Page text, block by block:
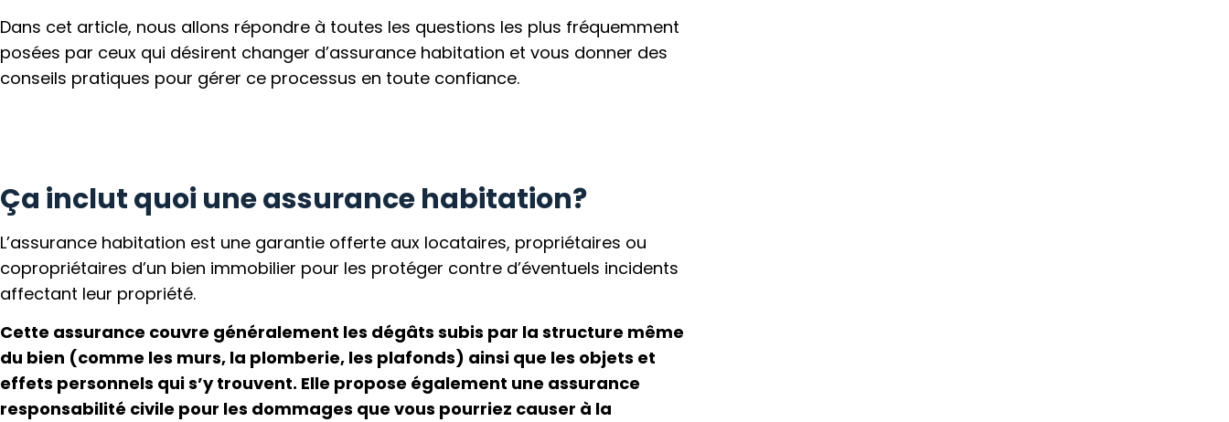
Dans cet article, nous allons répondre à toutes les questions les plus fréquemment
posées par ceux qui désirent changer d’assurance habitation et vous donner des
conseils pratiques pour gérer ce processus en toute confiance.
Ça inclut quoi une assurance habitation?
L’assurance habitation est une garantie offerte aux locataires, propriétaires ou
copropriétaires d’un bien immobilier pour les protéger contre d’éventuels incidents
affectant leur propriété.
Cette assurance couvre généralement les dégâts subis par la structure même
du bien (comme les murs, la plomberie, les plafonds) ainsi que les objets et
effets personnels qui s’y trouvent. Elle propose également une assurance
responsabilité civile pour les dommages que vous pourriez causer à la